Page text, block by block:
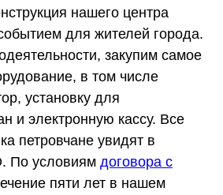
нашего центра
для жителей города.
закупим самое
в том числе
установку для
и электронную кассу. Все
петровчане увидят в
По условиям договора с
пяти лет в нашем